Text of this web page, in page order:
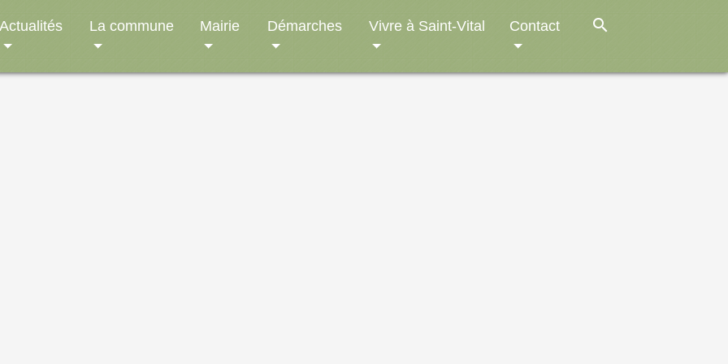
Actualités La commune Mairie Démarches Vivre à Saint-Vital Contact search